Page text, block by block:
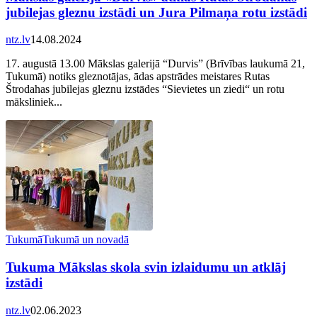
jubilejas gleznu izstādi un Jura Pilmaņa rotu izstādi
ntz.lv14.08.2024
17. augustā 13.00 Mākslas galerijā “Durvis” (Brīvības laukumā 21,
Tukumā) notiks gleznotājas, ādas apstrādes meistares Rutas
Štrodahas jubilejas gleznu izstādes “Sievietes un ziedi“ un rotu
māksliniek...
TukumāTukumā un novadā
Tukuma Mākslas skola svin izlaidumu un atklāj
izstādi
ntz.lv02.06.2023